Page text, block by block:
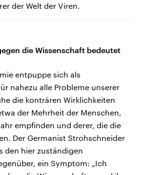
der Welt der Viren.
die Wissenschaft bedeutet
entpuppe sich als
nahezu alle Probleme unserer
die konträren Wirklichkeiten
der Mehrheit der Menschen,
empfinden und derer, die die
Der Germanist Strohschneider
den hier zuständigen
ein Symptom: „Ich